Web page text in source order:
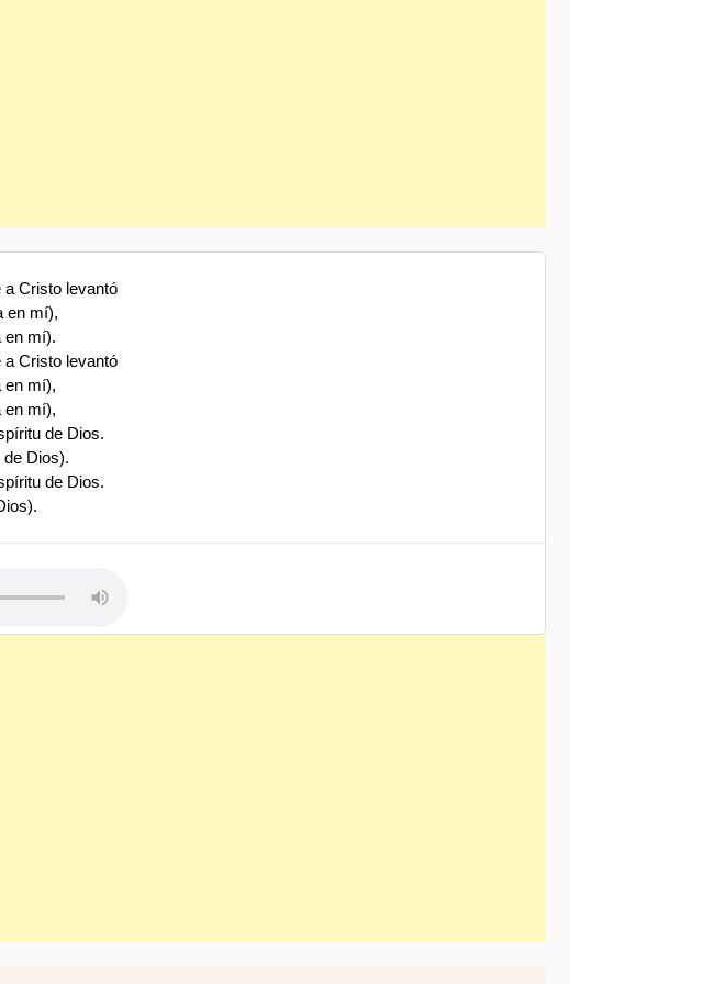
a Cristo levantó
en mí),
en mí).
a Cristo levantó
en mí),
en mí),
de Dios.
Dios).
de Dios.